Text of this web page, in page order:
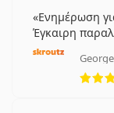
Ενημέρωση
Έγκαιρη